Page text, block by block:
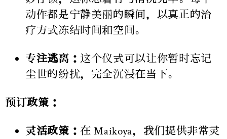
动作都是宁静美丽的瞬间，以真正的治
疗方式冻结时间和空间。
专注逃离： 这个仪式可以让你暂时忘记
尘世的纷扰，完全沉浸在当下。
预订政策：
灵活政策： 在 Maikoya，我们提供非常灵